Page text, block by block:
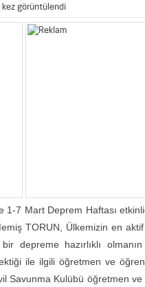
görüntülendi
7 Mart Deprem Haftası
TORUN, Ülkemizin en
depreme hazırlıklı
ile ilgili öğretmen ve
Savunma Kulübü öğretmen